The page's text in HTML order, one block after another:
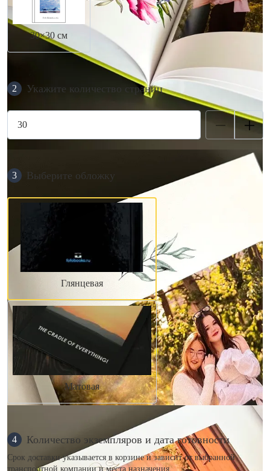
30×30 см
2 Укажите количество страниц
3 Выберите обложку
Глянцевая
Матовая
4 Количество экземпляров и дата готовности
Срок доставки указывается в корзине и зависит от выбранной
транспортной компании и места назначения.